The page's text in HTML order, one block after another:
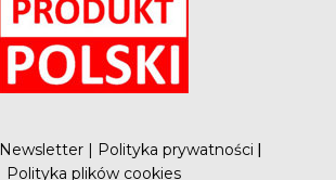
Newsletter | Polityka prywatności |
Polityka plików cookies